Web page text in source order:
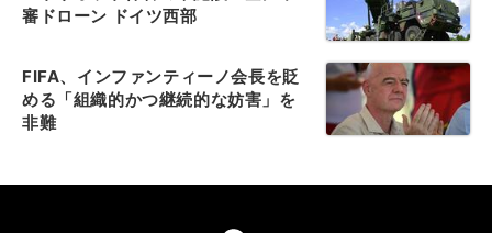
審ドローン ドイツ西部
FIFA、インファンティーノ会長を貶
める「組織的かつ継続的な妨害」を
非難